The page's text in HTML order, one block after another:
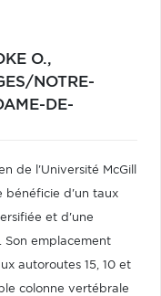
O.,
NOTRE-
DE-
de l'Université McGill
bénéficie d'un taux
et d'une
emplacement
autoroutes 15, 10 et
colonne vertébrale